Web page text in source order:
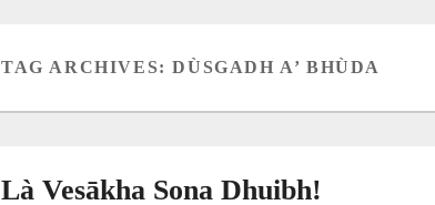
TAG ARCHIVES:DÙSGADH A’ BHÙDA
Là Vesākha Sona Dhuibh!